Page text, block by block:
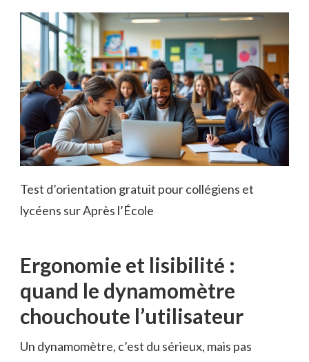
Test d’orientation gratuit pour collégiens et
lycéens sur Après l’École
Ergonomie et lisibilité :
quand le dynamomètre
chouchoute l’utilisateur
Un dynamomètre, c’est du sérieux, mais pas